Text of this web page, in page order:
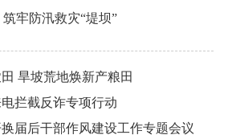
牢防汛救灾“堤坝”
旱坡荒地焕新产粮田
拦截反诈专项行动
届后干部作风建设工作专题会议